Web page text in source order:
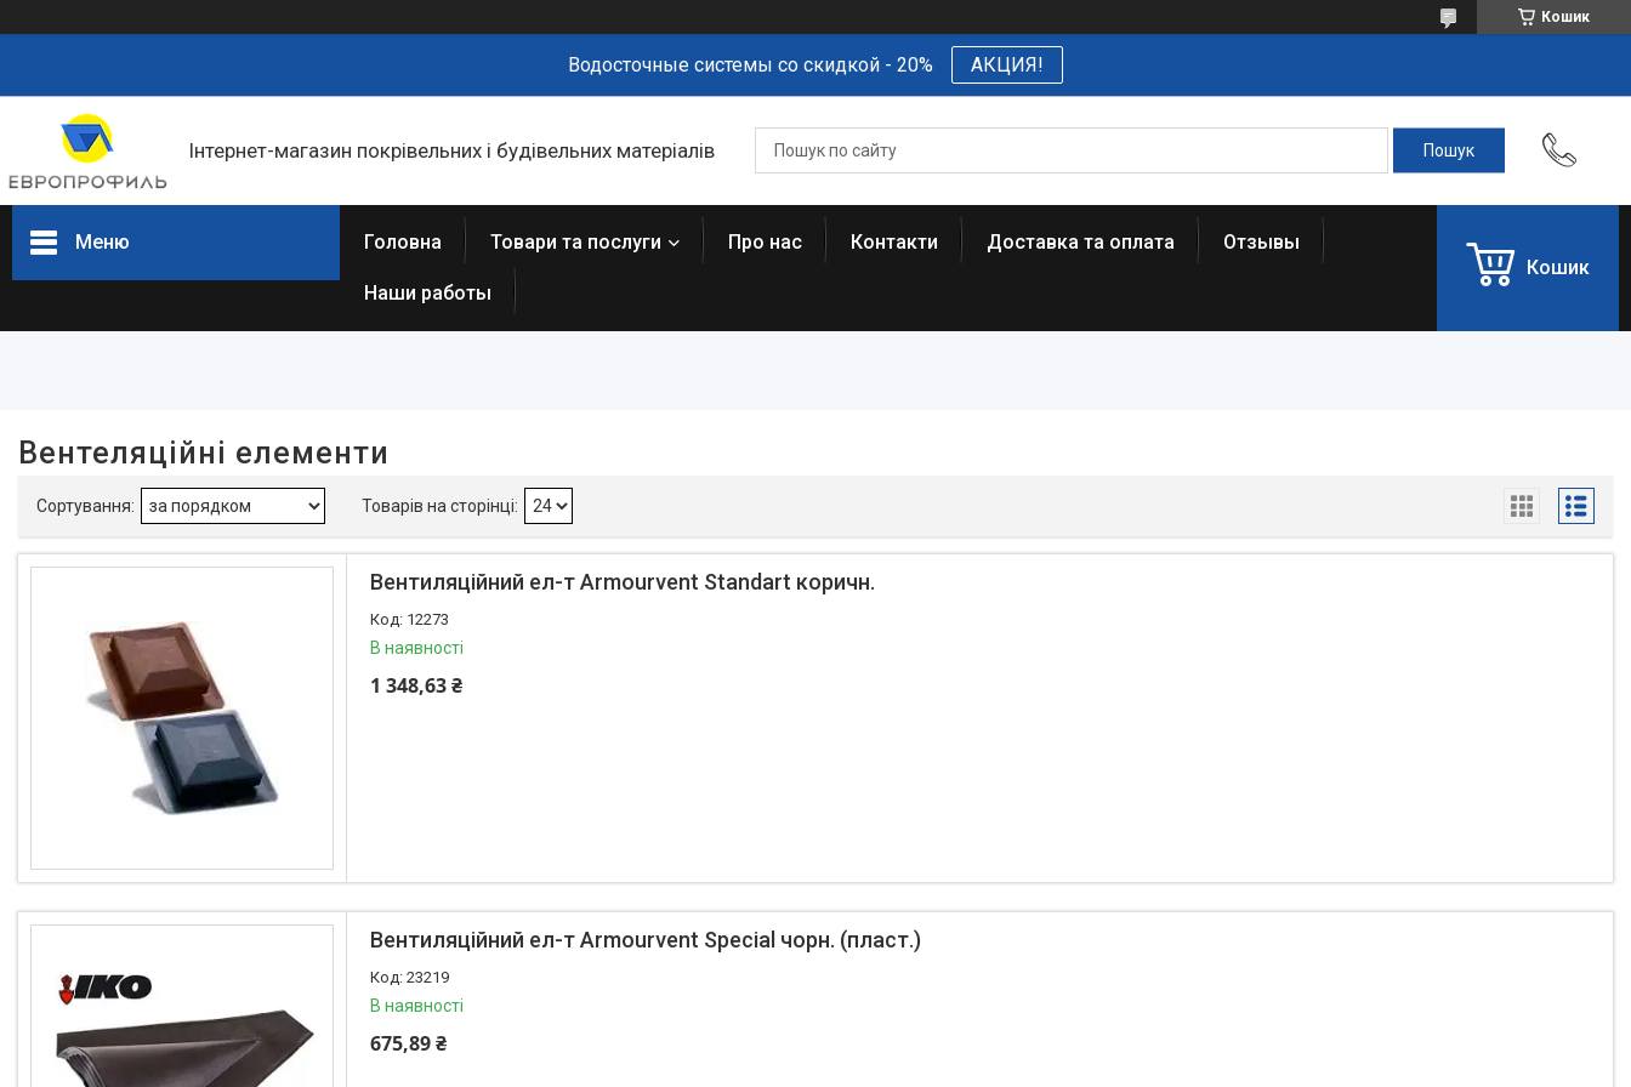
Кошик
Водосточные системы со скидкой - 20% АКЦИЯ!
Інтернет-магазин покрівельних і будівельних матеріалів
Меню
Так 6
Виробник
Товари та послуги
Представництва та філіали
Головна Товари та послуги Про нас Контакти Доставка та оплата Отзывы
Наши работы
Кошик
Вентеляційні елементи
Вентиляційний ел-т Armourvent Standart коричн.
12273
В наявності
1 348,63 ₴
Вентиляційний ел-т Armourvent Special чорн. (пласт.)
23219
В наявності
675,89 ₴